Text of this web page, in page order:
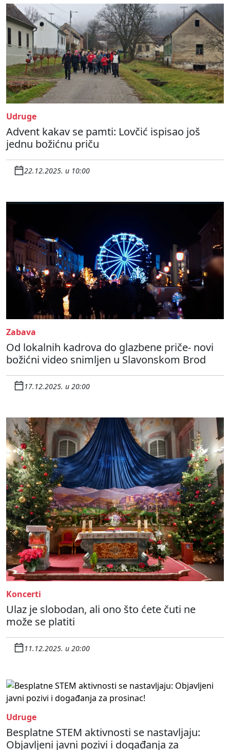
Udruge
Advent kakav se pamti: Lovčić ispisao još
jednu božićnu priču
22.12.2025. u 10:00
Zabava
Od lokalnih kadrova do glazbene priče- novi
božićni video snimljen u Slavonskom Brod
17.12.2025. u 20:00
Koncerti
Ulaz je slobodan, ali ono što ćete čuti ne
može se platiti
11.12.2025. u 20:00
Udruge
Besplatne STEM aktivnosti se nastavljaju:
Objavljeni javni pozivi i događanja za